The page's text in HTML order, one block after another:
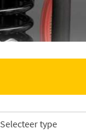
Selecteer type